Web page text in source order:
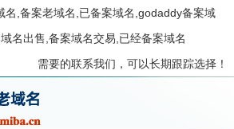
名,备案老域名,已备案域名,godaddy备案域
名出售,备案域名交易,已经备案域名
需要的联系我们，可以长期跟踪选择！